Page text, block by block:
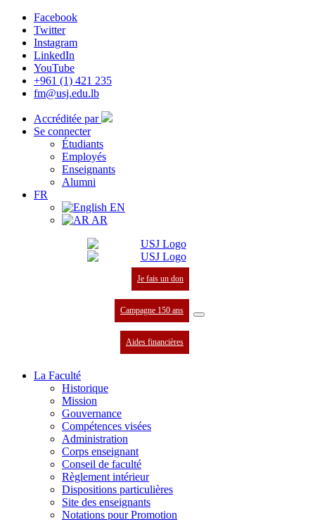
Facebook
Twitter
Instagram
LinkedIn
YouTube
+961 (1) 421 235
fm@usj.edu.lb
Accréditée par
Se connecter
Étudiants
Employés
Enseignants
Alumni
FR
EN
AR
Je fais un don
Campagne 150 ans
Aides financières
La Faculté
Historique
Mission
Gouvernance
Compétences visées
Administration
Corps enseignant
Conseil de faculté
Règlement intérieur
Dispositions particulières
Site des enseignants
Notations pour Promotion